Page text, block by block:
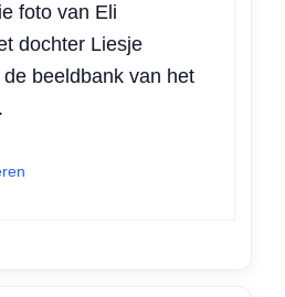
foto van Eli
dochter Liesje
beeldbank van het